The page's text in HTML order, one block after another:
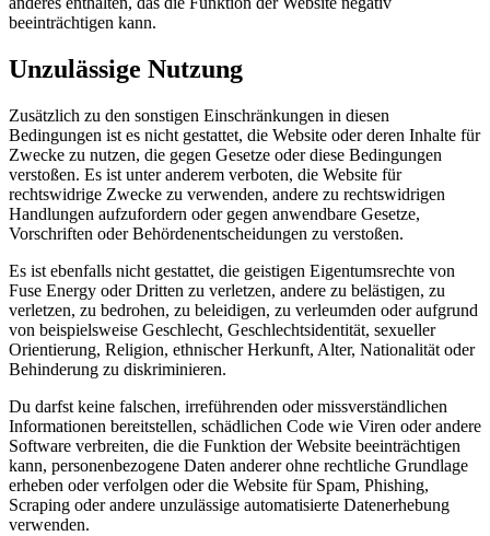
beeinträchtigen kann.
Unzulässige Nutzung
Zusätzlich zu den sonstigen Einschränkungen in diesen
Bedingungen ist es nicht gestattet, die Website oder deren Inhalte für
Zwecke zu nutzen, die gegen Gesetze oder diese Bedingungen
verstoßen. Es ist unter anderem verboten, die Website für
rechtswidrige Zwecke zu verwenden, andere zu rechtswidrigen
Handlungen aufzufordern oder gegen anwendbare Gesetze,
Vorschriften oder Behördenentscheidungen zu verstoßen.
Es ist ebenfalls nicht gestattet, die geistigen Eigentumsrechte von
Fuse Energy oder Dritten zu verletzen, andere zu belästigen, zu
verletzen, zu bedrohen, zu beleidigen, zu verleumden oder aufgrund
von beispielsweise Geschlecht, Geschlechtsidentität, sexueller
Orientierung, Religion, ethnischer Herkunft, Alter, Nationalität oder
Behinderung zu diskriminieren.
Du darfst keine falschen, irreführenden oder missverständlichen
Informationen bereitstellen, schädlichen Code wie Viren oder andere
Software verbreiten, die die Funktion der Website beeinträchtigen
kann, personenbezogene Daten anderer ohne rechtliche Grundlage
erheben oder verfolgen oder die Website für Spam, Phishing,
Scraping oder andere unzulässige automatisierte Datenerhebung
verwenden.